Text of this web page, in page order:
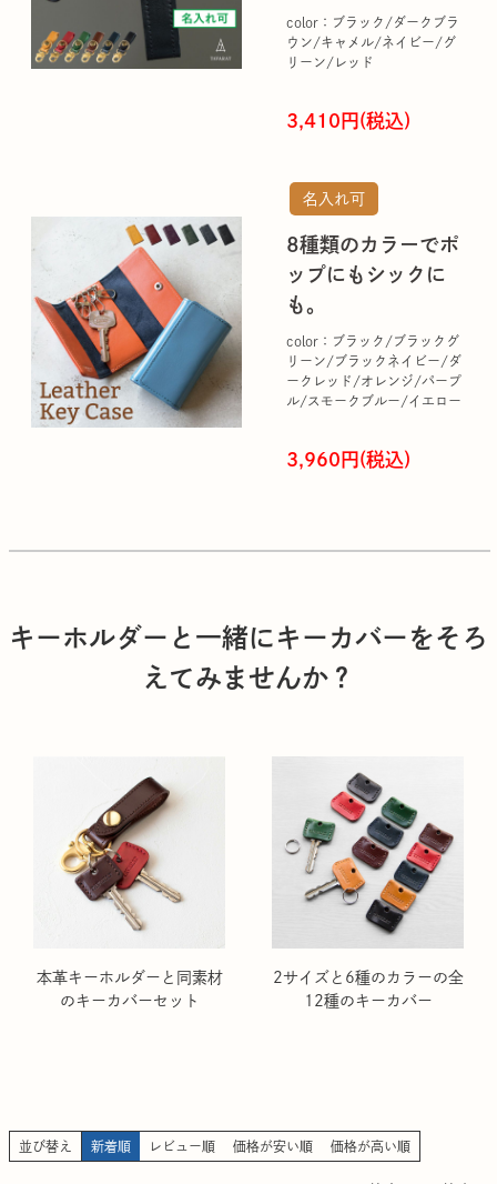
color：ブラック/ダークブラ
ウン/キャメル/ネイビー/グ
リーン/レッド
3,410円(税込)
名入れ可
8種類のカラーでポ
ップにもシックに
も。
color：ブラック/ブラックグ
リーン/ブラックネイビー/ダ
ークレッド/オレンジ/パープ
ル/スモークブルー/イエロー
3,960円(税込)
キーホルダーと一緒にキーカバーをそろ
えてみませんか？
本革キーホルダーと同素材
のキーカバーセット
2サイズと6種のカラーの全
12種のキーカバー
並び替え 新着順 レビュー順 価格が安い順 価格が高い順